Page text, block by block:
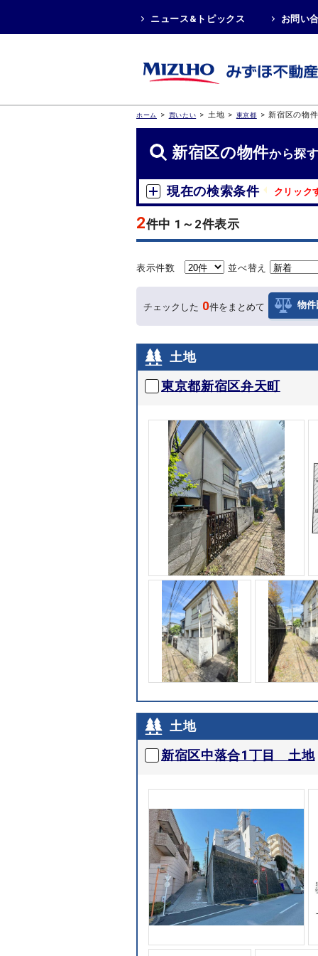
ニュース&トピックス お問い
ホーム > 買いたい > 土地 > 東京都 > 新宿区の物
新宿区の物件から探
現在の検索条件 クリック
2件中 1～2件表示
表示件数 並べ替え
チェックした 0件をまとめて 物件
土地
東京都新宿区弁天町
土地
新宿区中落合1丁目 土地